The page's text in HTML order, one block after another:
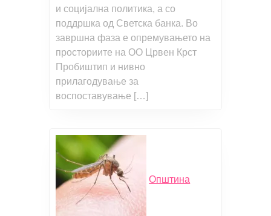
и социјална политика, а со
поддршка од Светска банка. Во
завршна фаза е опремувањето на
просториите на ОО Црвен Крст
Пробиштип и нивно
прилагодување за
воспоставување […]
Општина